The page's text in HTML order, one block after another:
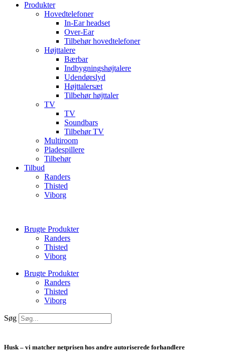
Produkter
Hovedtelefoner
In-Ear headset
Over-Ear
Tilbehør hovedtelefoner
Højttalere
Bærbar
Indbygningshøjtalere
Udendørslyd
Højttalersæt
Tilbehør højttaler
TV
TV
Soundbars
Tilbehør TV
Multiroom
Pladespillere
Tilbehør
Tilbud
Randers
Thisted
Viborg
Brugte Produkter
Randers
Thisted
Viborg
Brugte Produkter
Randers
Thisted
Viborg
Søg
Husk – vi matcher netprisen hos andre autoriserede forhandlere